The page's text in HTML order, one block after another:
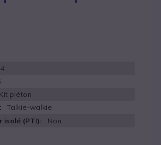
Kit piéton
Talkie-walkie
Non